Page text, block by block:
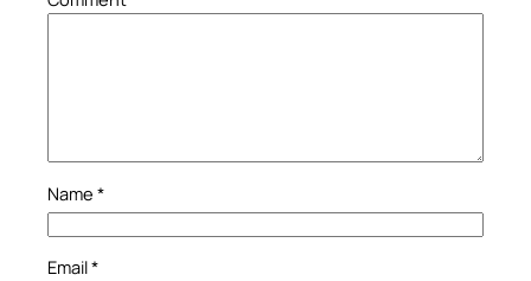
Name *
Email*